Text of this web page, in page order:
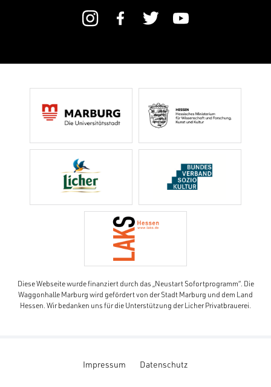
Diese Webseite wurde finanziert durch das „Neustart Sofortprogramm“. Die
Waggonhalle Marburg wird gefördert von der Stadt Marburg und dem Land
Hessen. Wir bedanken uns für die Unterstützung der Licher Privatbrauerei.
Impressum Datenschutz